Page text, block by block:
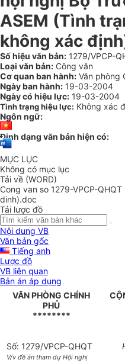
ASEM (Tình
không xác
Số hiệu văn bản: 1279/VPCP-
Loại văn bản: Công văn
Cơ quan ban hành: Văn phòng
Ngày ban hành: 19-03-2004
Ngày có hiệu lực: 19-03-2004
Tình trạng hiệu lực: Không xác
Ngôn ngữ:
Định dạng văn bản hiện có:
MỤC LỤC
Không có mục lục
Tải về (WORD)
Cong van so 1279-VPCP-
dinh).doc
Tải lược đồ
Nội dung VB
Văn bản gốc
Tiếng anh
Lược đồ
VB liên quan
Bản án áp dụng
VĂN PHÒNG CHÍNH
PHỦ
********
Số: 1279/VPCP-QHQT
V/v đề án tham dự Hội nghị